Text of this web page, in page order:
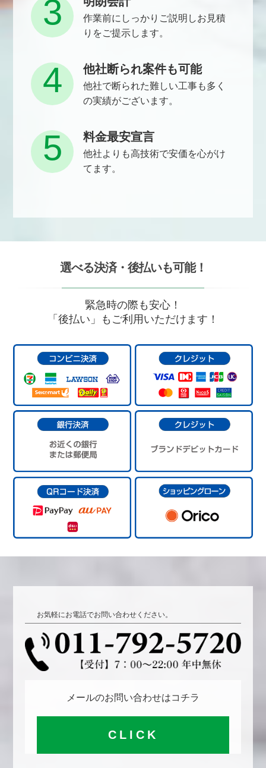
作業前にしっかりご説明しお見積
りをご提示します。
3
他社断られ案件も可能
他社で断られた難しい工事も多く
の実績がございます。
4
料金最安宣言
他社よりも高技術で安価を心がけ
てます。
5
選べる決済・後払いも可能！
緊急時の際も安心！
「後払い」もご利用いただけます！
お気軽にお電話でお問い合わせください。
メールのお問い合わせはコチラ
CLICK